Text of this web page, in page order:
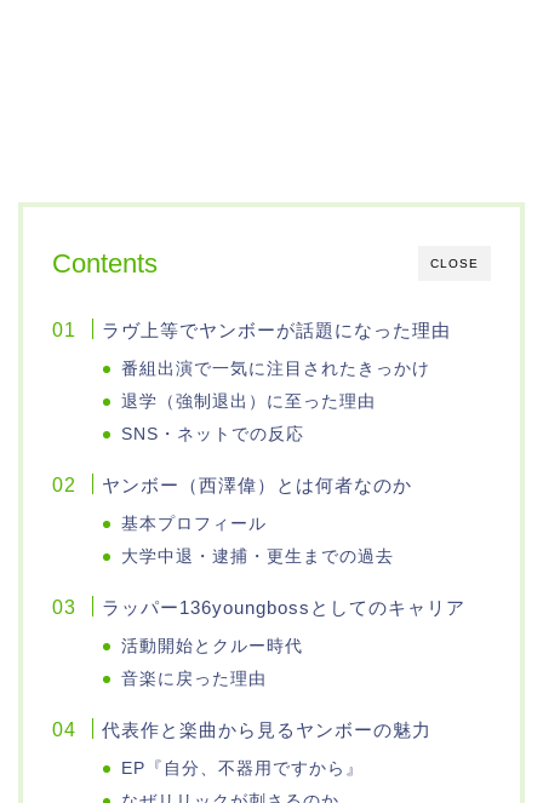
CLOSE
Contents
ラヴ上等でヤンボーが話題になった理由
番組出演で一気に注目されたきっかけ
退学（強制退出）に至った理由
SNS・ネットでの反応
ヤンボー（西澤偉）とは何者なのか
基本プロフィール
大学中退・逮捕・更生までの過去
ラッパー136youngbossとしてのキャリア
活動開始とクルー時代
音楽に戻った理由
代表作と楽曲から見るヤンボーの魅力
EP『自分、不器用ですから』